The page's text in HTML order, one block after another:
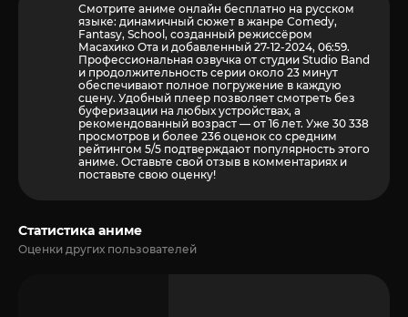
Смотрите аниме онлайн бесплатно на русском
языке: динамичный сюжет в жанре Comedy,
Fantasy, School, созданный режиссёром
Масахико Ота и добавленный 27-12-2024, 06:59.
Профессиональная озвучка от студии Studio Band
и продолжительность серии около 23 минут
обеспечивают полное погружение в каждую
сцену. Удобный плеер позволяет смотреть без
буферизации на любых устройствах, а
рекомендованный возраст — от 16 лет. Уже 30 338
просмотров и более 236 оценок со средним
рейтингом 5/5 подтверждают популярность этого
аниме. Оставьте свой отзыв в комментариях и
поставьте свою оценку!
Статистика аниме
Оценки других пользователей